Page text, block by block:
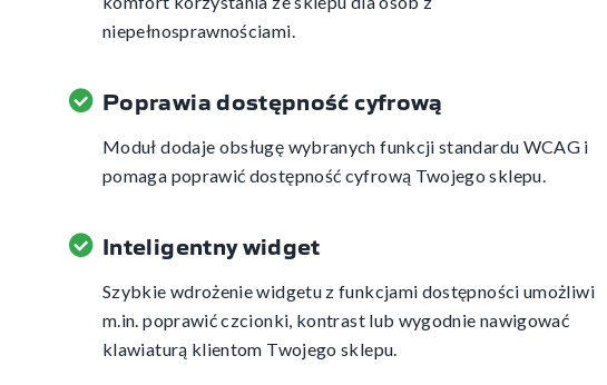
niepełnosprawnościami.
Poprawia dostępność cyfrową
Moduł dodaje obsługę wybranych funkcji standardu WCAG i
pomaga poprawić dostępność cyfrową Twojego sklepu.
Inteligentny widget
Szybkie wdrożenie widgetu z funkcjami dostępności umożliwi
m.in. poprawić czcionki, kontrast lub wygodnie nawigować
klawiaturą klientom Twojego sklepu.